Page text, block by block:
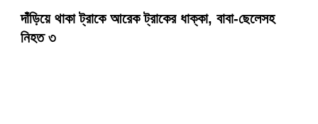
দাঁড়িয়ে থাকা ট্রাকে আরেক ট্রাকের ধাক্কা, বাবা-ছেলেসহ
নিহত ৩